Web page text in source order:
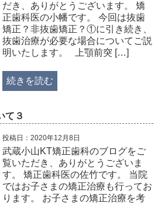
だき、ありがとうございます。 矯
正歯科医の小幡です。 今回は抜歯
矯正？非抜歯矯正？①に引き続き、
抜歯治療が必要な場合についてご説
明いたします。 上顎前突 […]
続きを読む
て３
投稿日：2020年12月8日
武蔵小山KT矯正歯科のブログをご
覧いただき、ありがとうございま
す。 矯正歯科医の佐竹です。 当院
ではお子さまの矯正治療も行ってお
ります。 お子さまの矯正治療を考